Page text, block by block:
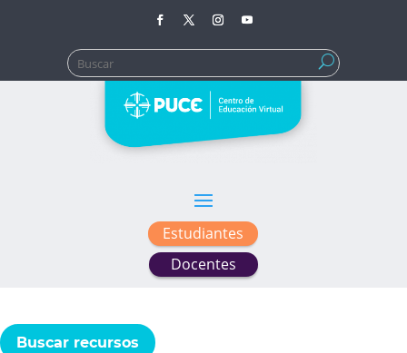
Buscar:
Estudiantes
Docentes
Buscar recursos